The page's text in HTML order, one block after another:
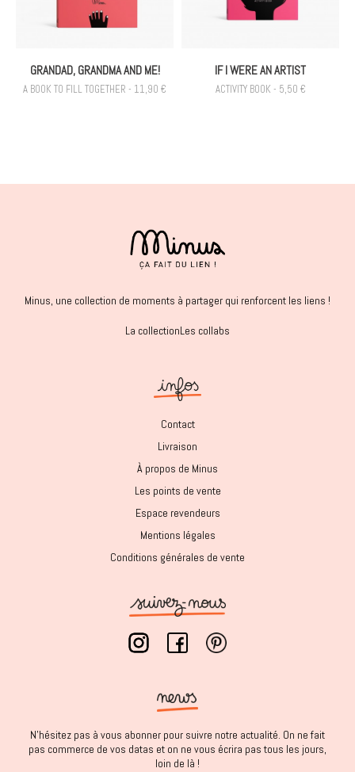
GRANDAD, GRANDMA AND ME!
A BOOK TO FILL TOGETHER - 11,90 €
IF I WERE AN ARTIST
ACTIVITY BOOK - 5,50 €
Minus, une collection de moments à partager qui renforcent les liens !
La collectionLes collabs
Contact
Livraison
À propos de Minus
Les points de vente
Espace revendeurs
Mentions légales
Conditions générales de vente
N'hésitez pas à vous abonner pour suivre notre actualité. On ne fait
pas commerce de vos datas et on ne vous écrira pas tous les jours,
loin de là !